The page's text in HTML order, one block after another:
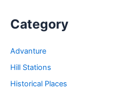
Category
Advanture
Hill Stations
Historical Places